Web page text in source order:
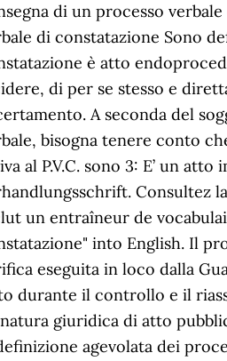
di un processo
di constatazione Sono
è atto
di per se stesso e
A seconda del
bisogna tenere conto
al P.V.C. sono 3: E’ un
Consultez
un entraîneur de
into English. Il
eseguita in loco dalla
durante il controllo e il
giuridica di atto
agevolata dei